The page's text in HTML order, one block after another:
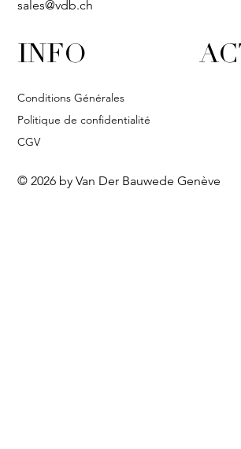
sales@vdb.ch
INFO
Conditions Générales
Politique de confidentialité
CGV
© 2026 by Van Der Bauwede Genève